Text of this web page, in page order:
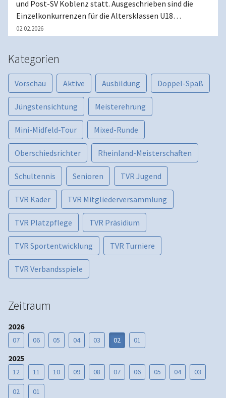
und Post-SV Koblenz statt. Ausgeschrieben sind die
Einzelkonkurrenzen für die Altersklassen U18…
02.02.2026
Kategorien
Vorschau Aktive Ausbildung Doppel-Spaß
Jüngstensichtung Meisterehrung
Mini-Midfeld-Tour Mixed-Runde
Oberschiedsrichter Rheinland-Meisterschaften
Schultennis Senioren TVR Jugend
TVR Kader TVR Mitgliederversammlung
TVR Platzpflege TVR Präsidium
TVR Sportentwicklung TVR Turniere
TVR Verbandsspiele
Zeitraum
2026
07 06 05 04 03 02 01
2025
12 11 10 09 08 07 06 05 04 03
02 01